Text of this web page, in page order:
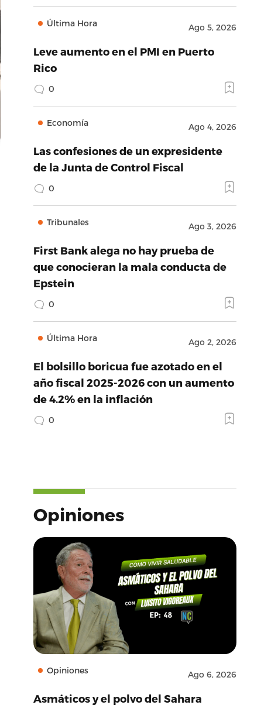
Última Hora Ago 5, 2026
Leve aumento en el PMI en Puerto
Rico
0
Economía Ago 4, 2026
Las confesiones de un expresidente
de la Junta de Control Fiscal
0
Tribunales Ago 3, 2026
First Bank alega no hay prueba de
que conocieran la mala conducta de
Epstein
0
Última Hora Ago 2, 2026
El bolsillo boricua fue azotado en el
año fiscal 2025-2026 con un aumento
de 4.2% en la inflación
0
Opiniones
Opiniones Ago 6, 2026
Asmáticos y el polvo del Sahara